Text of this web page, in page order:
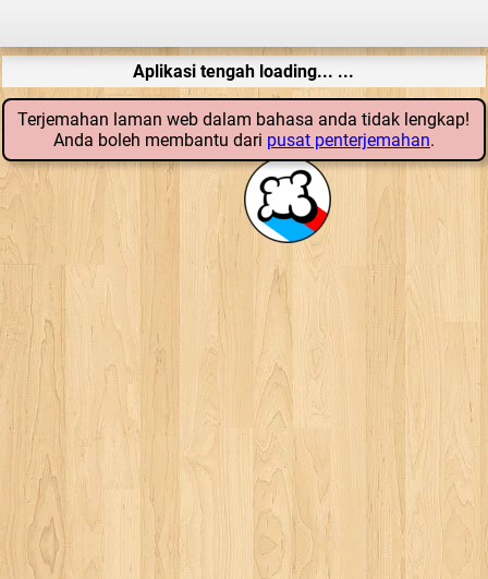
Aplikasi tengah loading... ...
Terjemahan laman web dalam bahasa anda tidak lengkap!
Anda boleh membantu dari pusat penterjemahan.